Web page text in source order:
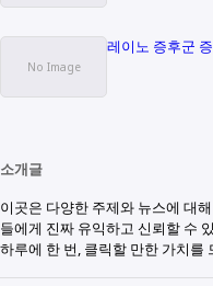
레이노 증후군
소개글
이곳은 다양한 주제와 뉴스에 대
들에게 진짜 유익하고 신뢰할 수
하루에 한 번, 클릭할 만한 가치를